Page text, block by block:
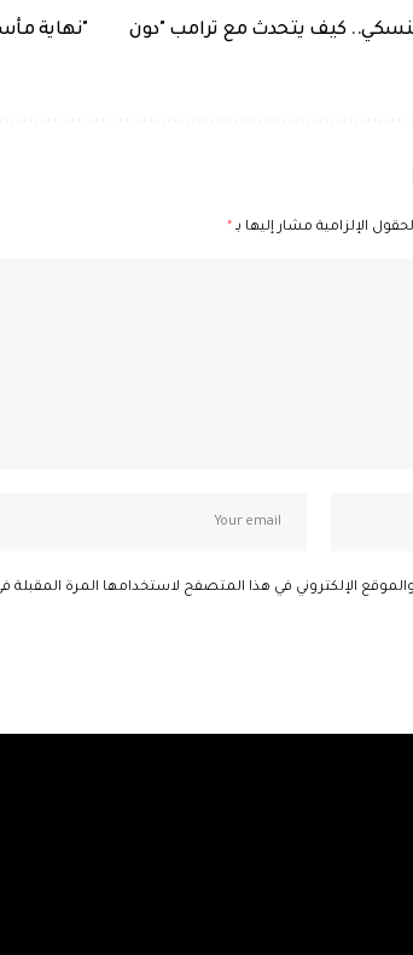
كيف يتحدث مع ترامب "دون
"نهاية
الإلزامية مشار إليها بـ*
الإلكتروني في هذا المتصفح لاستخدامها المرة المقبلة